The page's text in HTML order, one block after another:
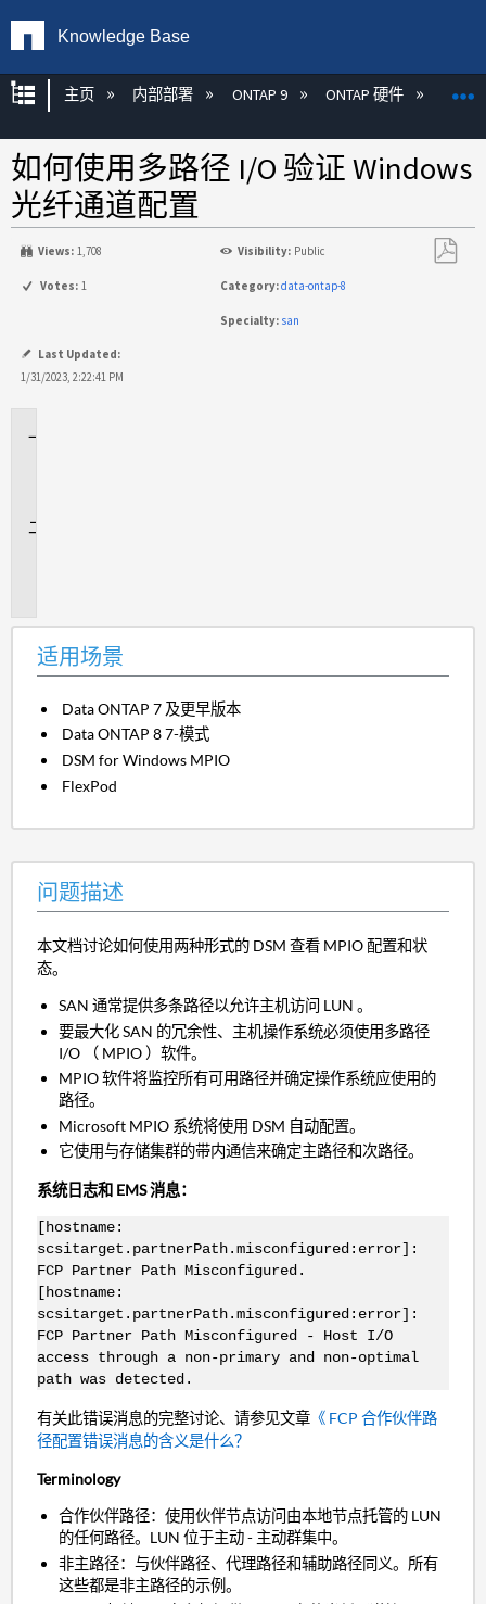
Knowledge Base
扩展/隐缩全局层次
主页 内部部署 ONTAP 9 ONTAP 硬件
如何使用多路径 I/O 验证 Windows
光纤通道配置
Views: 1,708 Visibility: Public
Votes: 1 Category:data-ontap-8
Specialty: san
Last Updated:
1/31/2023, 2:22:41 PM
适用场景
Data ONTAP 7 及更早版本
Data ONTAP 8 7-模式
DSM for Windows MPIO
FlexPod
问题描述
本文档讨论如何使用两种形式的 DSM 查看 MPIO 配置和状
态。
SAN 通常提供多条路径以允许主机访问 LUN 。
要最大化 SAN 的冗余性、主机操作系统必须使用多路径
I/O （ MPIO ）软件。
MPIO 软件将监控所有可用路径并确定操作系统应使用的
路径。
Microsoft MPIO 系统将使用 DSM 自动配置。
它使用与存储集群的带内通信来确定主路径和次路径。
系统日志和 EMS 消息：
[hostname:
scsitarget.partnerPath.misconfigured:error]:
FCP Partner Path Misconfigured.
[hostname:
scsitarget.partnerPath.misconfigured:error]:
FCP Partner Path Misconfigured - Host I/O
access through a non-primary and non-optimal
path was detected.
有关此错误消息的完整讨论、请参见文章《 FCP 合作伙伴路
径配置错误消息的含义是什么？
Terminology
合作伙伴路径：使用伙伴节点访问由本地节点托管的 LUN
的任何路径。LUN 位于主动 - 主动群集中。
非主路径：与伙伴路径、代理路径和辅助路径同义。所有
这些都是非主路径的示例。